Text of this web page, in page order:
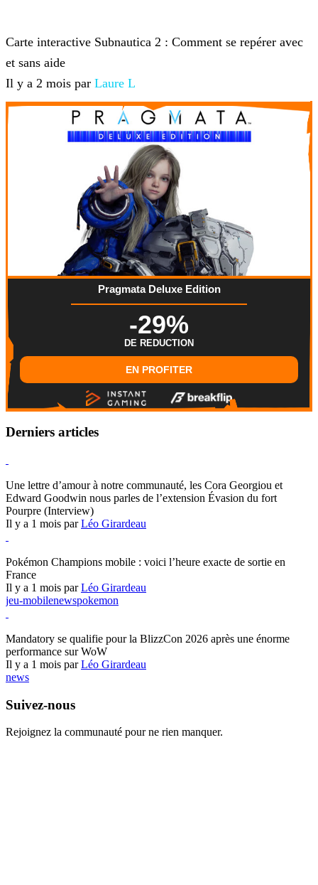
Carte interactive Subnautica 2 : Comment se repérer avec
et sans aide
Il y a 2 mois par Laure L
Pragmata Deluxe Edition
-29%
DE REDUCTION
EN PROFITER
Derniers articles
Une lettre d’amour à notre communauté, les Cora Georgiou et
Edward Goodwin nous parles de l’extension Évasion du fort
Pourpre (Interview)
Il y a 1 mois parLéo Girardeau
Pokémon Champions mobile : voici l’heure exacte de sortie en
France
Il y a 1 mois parLéo Girardeau
jeu-mobilenewspokemon
Mandatory se qualifie pour la BlizzCon 2026 après une énorme
performance sur WoW
Il y a 1 mois parLéo Girardeau
news
Suivez-nous
Rejoignez la communauté pour ne rien manquer.